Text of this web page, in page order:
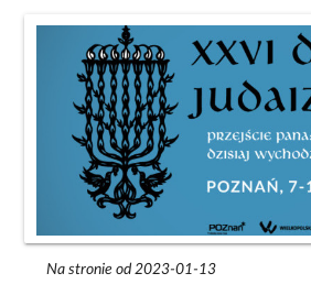
Na stronie od 2023-01-13